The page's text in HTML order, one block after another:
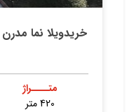
متــــراژ
420 متر